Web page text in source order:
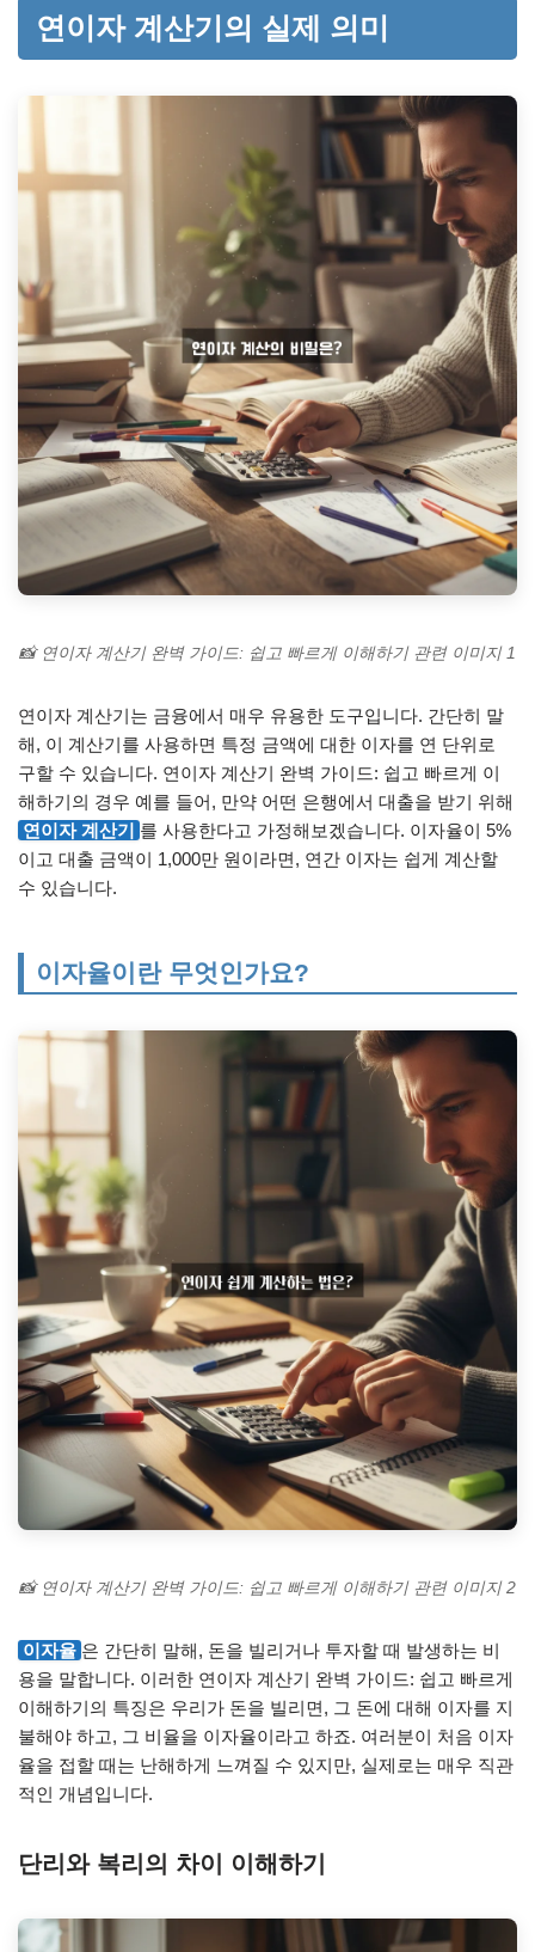
연이자 계산기의 실제 의미
📸 연이자 계산기 완벽 가이드: 쉽고 빠르게 이해하기 관련 이미지 1
연이자 계산기는 금융에서 매우 유용한 도구입니다. 간단히 말
해, 이 계산기를 사용하면 특정 금액에 대한 이자를 연 단위로
구할 수 있습니다. 연이자 계산기 완벽 가이드: 쉽고 빠르게 이
해하기의 경우 예를 들어, 만약 어떤 은행에서 대출을 받기 위해
연이자 계산기 를 사용한다고 가정해보겠습니다. 이자율이 5%
이고 대출 금액이 1,000만 원이라면, 연간 이자는 쉽게 계산할
수 있습니다.
이자율이란 무엇인가요?
📸 연이자 계산기 완벽 가이드: 쉽고 빠르게 이해하기 관련 이미지 2
이자율 은 간단히 말해, 돈을 빌리거나 투자할 때 발생하는 비
용을 말합니다. 이러한 연이자 계산기 완벽 가이드: 쉽고 빠르게
이해하기의 특징은 우리가 돈을 빌리면, 그 돈에 대해 이자를 지
불해야 하고, 그 비율을 이자율이라고 하죠. 여러분이 처음 이자
율을 접할 때는 난해하게 느껴질 수 있지만, 실제로는 매우 직관
적인 개념입니다.
단리와 복리의 차이 이해하기